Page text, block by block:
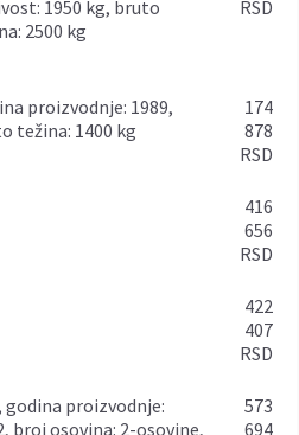
1950 kg, bruto
2500 kg
RSD
težina: 1400 kg
174
878
RSD
416
656
RSD
422
407
RSD
broj osovina: 2-osovine,
573
694